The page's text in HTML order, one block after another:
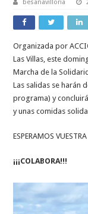
besanavilloria
Organizada por
Las Villas, este
Marcha de la
Las salidas se harán
programa) y
y unas comidas
ESPERAMOS
¡¡¡COLABORA!!!